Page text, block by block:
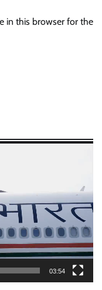
in this browser for the
03:54